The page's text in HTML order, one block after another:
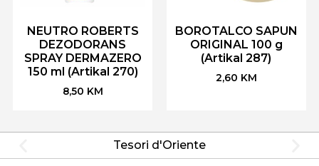
NEUTRO ROBERTS
DEZODORANS
SPRAY DERMAZERO
150 ml (Artikal 270)
8,50 KM
BOROTALCO SAPUN
ORIGINAL 100 g
(Artikal 287)
2,60 KM
Tesori d'Oriente